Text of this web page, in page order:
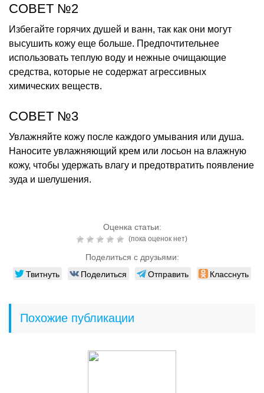
СОВЕТ №2
Избегайте горячих душей и ванн, так как они могут
высушить кожу еще больше. Предпочтительнее
использовать теплую воду и нежные очищающие
средства, которые не содержат агрессивных
химических веществ.
СОВЕТ №3
Увлажняйте кожу после каждого умывания или душа.
Наносите увлажняющий крем или лосьон на влажную
кожу, чтобы удержать влагу и предотвратить появление
зуда и шелушения.
Оценка статьи:
(пока оценок нет)
Поделиться с друзьями:
Твитнуть Поделиться Отправить Класснуть
Похожие публикации